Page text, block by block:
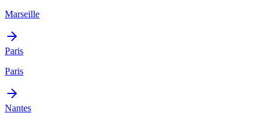
Marseille
Paris
Paris
Nantes